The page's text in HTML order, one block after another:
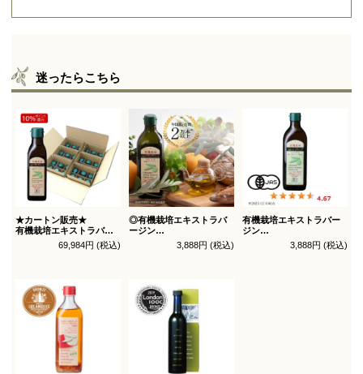
迷ったらこちら
★カートン販売★
有機栽培エキストラバー
オリーブオイル ブレンド
69,984円 (税込)
◎有機栽培エキストラバ
ージン
オリーブオイル ブレンド
3,888円 (税込)
有機栽培エキストラバー
ジン
オリーブオイル シングル
3,888円 (税込)